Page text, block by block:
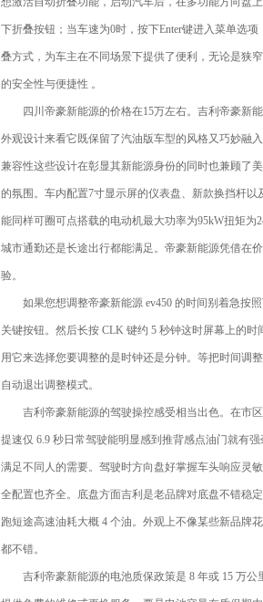
下折叠按钮；当车速为0时，按下Enter键进入菜单选
叠方式，为车主在不同场景下提供了便利，无论是狭
的安全性与便捷性 。
四川帝豪新能源的价格在15万左右。吉利帝豪新能
外观设计来看它既保留了汽油版车型的风格又巧妙融
兼容性这些设计在彰显其新能源身份的同时也兼顾了
的氛围。车内配置7寸显示屏的仪表盘、新款换挡杆
能同样可圈可点搭载的电动机最大功率为95kW扭矩为
城市通勤还是长途出行都能满足。帝豪新能源凭借在
验。
如果您想调整帝豪新能源 ev450 的时间别着急按照
关键按钮。然后长按 CLK 键约 5 秒钟这时屏幕上的
用它来选择您要调整的是时钟还是分钟。等把时间调
自动退出调整模式。
吉利帝豪新能源的驾驶操控感受相当出色。在市区
提速仅 6.9 秒日常驾驶能明显感到推背感点油门就有
满足不同人的需要。驾驶时方向盘好掌握车头响应灵
全配置也齐全。底盘方面吉利是老品牌对底盘不错稳
跑短途高速油耗大概 4 个油。外观上不像某些新品牌
都不错。
吉利帝豪新能源的电池质保政策是 8 年或 15 万公